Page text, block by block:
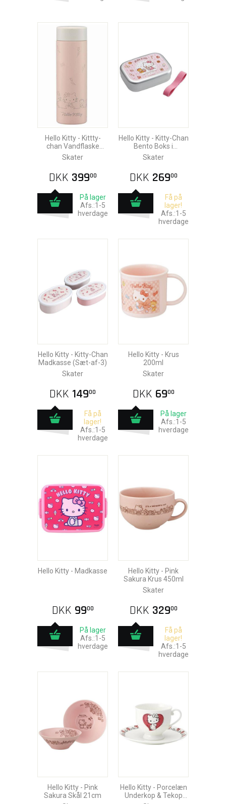
Hello Kitty - Kittty-
chan Vandflaske
350ml
Skater
DKK 39900
På lager
Afs.:1-5
hverdage
Hello Kitty - Kitty-Chan
Bento Boks i
Aluminium
Skater
DKK 26900
Få på
lager!
Afs.:1-5
hverdage
Hello Kitty - Kitty-Chan
Madkasse (Sæt-af-3)
Skater
DKK 14900
Få på
lager!
Afs.:1-5
hverdage
Hello Kitty - Krus
200ml
Skater
DKK 6900
På lager
Afs.:1-5
hverdage
Hello Kitty - Madkasse
DKK 9900
På lager
Afs.:1-5
hverdage
Hello Kitty - Pink
Sakura Krus 450ml
Skater
DKK 32900
Få på
lager!
Afs.:1-5
hverdage
Hello Kitty - Pink
Sakura Skål 21cm
Hello Kitty - Porcelæn
Underkop & Tekop